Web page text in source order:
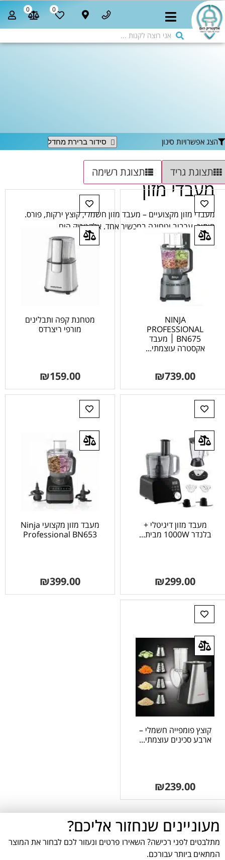
0
0
מעבדי מזון
מעבדי מזון מקצועיים – מעבד מזון חשמלי, קוצץ ירקות, פורס.
חיתוך, ערבוב וטחינה במכשיר אחד. אלקטריק הום.
הצג אפשרויות סינון
תצוגת גריד תצוגת רשימה
NINJA
PROFESSIONAL
BN675 ׀ מעבד
אקסטרה עוצמתי...
₪739.00
מטחנת קפה ותבלינים
מורפי ריצרדס
₪159.00
מעבד מזון דיגיטלי +
בלנדר 1000W מבית...
₪299.00
מעבד מזון מקצועי Ninja
Professional BN653
₪399.00
קוצץ פומפייה חשמלי –
ארבע סכינים עוצמתי...
₪239.00
מעוניינים שנחזור אליכם?
מתלבטים לפני רכישה? השאירו פרטים ונעזור לכם לבחור את המוצר
המתאים ביותר עבורכם.